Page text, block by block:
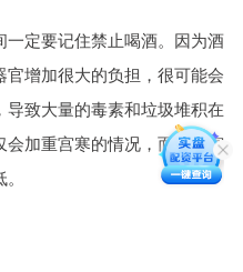
定要记住禁止喝酒。因为酒
增加很大的负担，很可能会
致大量的毒素和垃圾堆积在
加重宫寒的情况，而且子宫